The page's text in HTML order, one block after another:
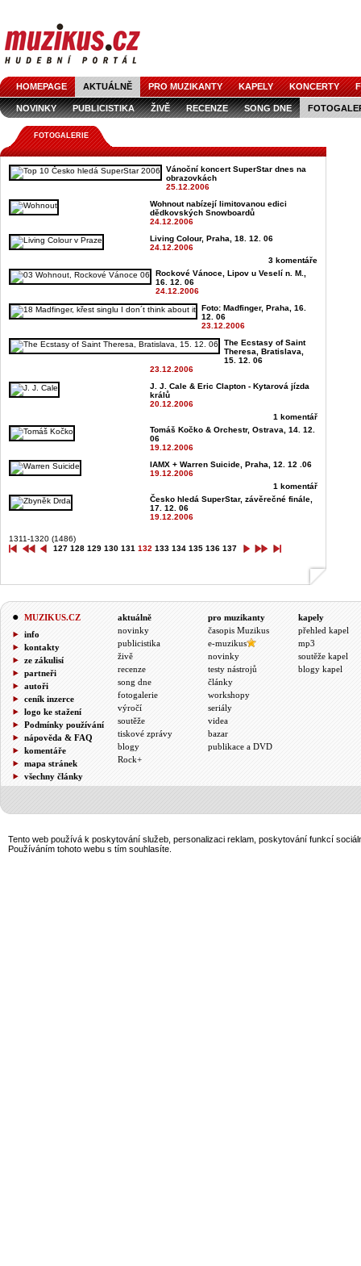
HOMEPAGE AKTUÁLNĚ PRO MUZIKANTY KAPELY KONCERTY
NOVINKY PUBLICISTIKA ŽIVĚ RECENZE SONG DNE
FOTOGALERIE
Vánoční koncert SuperStar dnes na
obrazovkách
25.12.2006
Wohnout nabízejí limitovanou edici
dědkovských Snowboardů
24.12.2006
Living Colour, Praha, 18. 12. 06
24.12.2006
3 komentáře
Rockové Vánoce, Lipov u Veselí n. M.,
16. 12. 06
24.12.2006
Foto: Madfinger, Praha, 16.
12. 06
23.12.2006
The Ecstasy of Saint
Theresa, Bratislava,
15. 12. 06
23.12.2006
J. J. Cale & Eric Clapton - Kytarová jízda
králů
20.12.2006
1 komentář
Tomáš Kočko & Orchestr, Ostrava, 14. 12.
06
19.12.2006
IAMX + Warren Suicide, Praha, 12. 12 .06
19.12.2006
1 komentář
Česko hledá SuperStar, závěrečné finále,
17. 12. 06
19.12.2006
1311-1320 (1486)
127 128 129 130 131 132 133 134 135 136 137
MUZIKUS.CZ
info
kontakty
ze zákulisí
partneři
autoři
ceník inzerce
logo ke stažení
Podmínky používání
nápověda & FAQ
komentáře
mapa stránek
všechny články
aktuálně
novinky
publicistika
živě
recenze
song dne
fotogalerie
výročí
soutěže
tiskové zprávy
blogy
Rock+
pro muzikanty
časopis Muzikus
e-muzikus
novinky
testy nástrojů
články
workshopy
seriály
videa
bazar
publikace a DVD
kapely
přehled kapel
mp3
soutěže kapel
blogy kapel
Tento web používá k poskytování služeb, personalizaci reklam, poskytování funkcí
Používáním tohoto webu s tím souhlasíte.